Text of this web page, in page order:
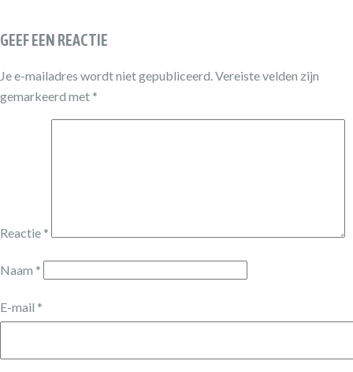
GEEF EEN REACTIE
Je e-mailadres wordt niet gepubliceerd. Vereiste velden zijn
gemarkeerd met *
Reactie *
Naam *
E-mail *